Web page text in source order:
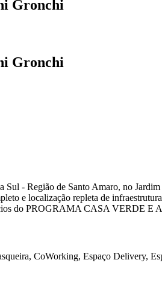
Gronchi
Gronchi
- Região de Santo Amaro, no
e localização repleta de
do PROGRAMA CASA VERDE E
CoWorking, Espaço Delivery,